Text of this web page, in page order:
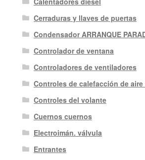
Cerraduras y llaves de puertas
Condensador ARRANQUE
Controlador de ventana
Controladores de ventiladores
Controles de calefacción de
Controles del volante
Cuernos cuernos
Electroimán. válvula
Entrantes